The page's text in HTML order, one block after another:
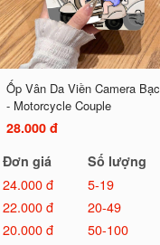
Ốp Vân Da Viền Camera Bạc
- Motorcycle Couple
28.000 đ
Đơn giá
Số lượng
24.000 đ
5-19
22.000 đ
20-49
20.000 đ
50-100